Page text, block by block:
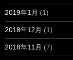
2019年1月 (1)
2018年12月 (1)
2018年11月 (7)